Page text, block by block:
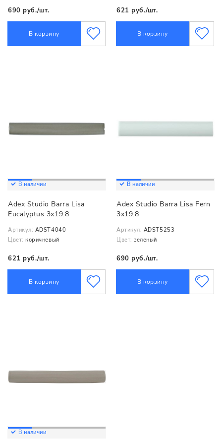
690 руб./шт.
В корзину
621 руб./шт.
В корзину
В наличии
Adex Studio Barra Lisa
Eucalyptus 3x19.8
Артикул: ADST4040
Цвет: коричневый
621 руб./шт.
В корзину
В наличии
Adex Studio Barra Lisa Fern
3x19.8
Артикул: ADST5253
Цвет: зеленый
690 руб./шт.
В корзину
В наличии